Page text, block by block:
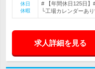
休日
休暇
# 【年間休日125日】
└工場カレンダーあ
求人詳細を見る